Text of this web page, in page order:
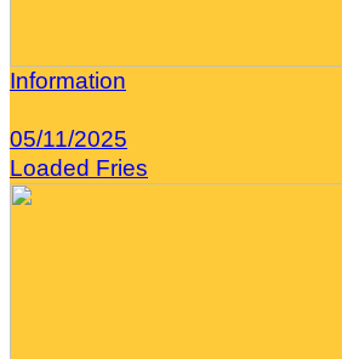
Information
05/11/2025
Loaded Fries